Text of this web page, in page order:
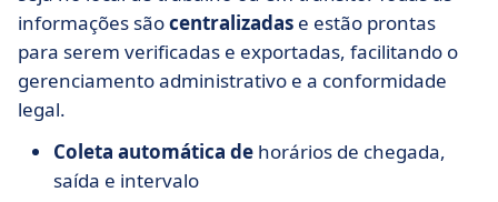
informações sãocentralizadas e estão prontas
para serem verificadas e exportadas, facilitando o
gerenciamento administrativo e a conformidade
legal.
Coleta automática de horários de chegada,
saída e intervalo